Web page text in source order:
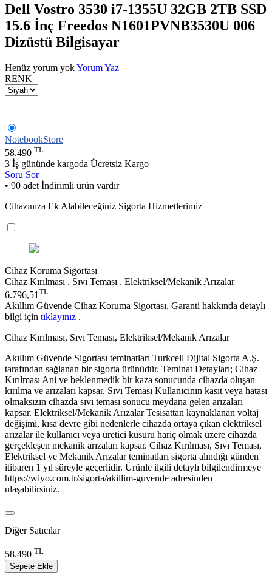
Dell Vostro 3530 i7-1355U 32GB 2TB SSD
15.6 İnç Freedos N1601PVNB3530U 006
Dizüstü Bilgisayar
Henüz yorum yokYorum Yaz
RENK
NotebookStore
58.490 TL
3 İş gününde kargoda Ücretsiz Kargo
Soru Sor
• 90 adet İndirimli ürün vardır
Cihazınıza Ek Alabileceğiniz Sigorta Hizmetlerimiz
Cihaz Koruma Sigortası
Cihaz Kırılması . Sıvı Teması . Elektriksel/Mekanik Arızalar
6.796,51TL
Akıllım Güvende Cihaz Koruma Sigortası, Garanti hakkında detaylı
bilgi için tıklayınız .
Cihaz Kırılması, Sıvı Teması, Elektriksel/Mekanik Arızalar
Akıllım Güvende Sigortası teminatları Turkcell Dijital Sigorta A.Ş.
tarafından sağlanan bir sigorta ürünüdür. Teminat Detayları; Cihaz
Kırılması Ani ve beklenmedik bir kaza sonucunda cihazda oluşan
kırılma ve arızaları kapsar. Sıvı Teması Kullanıcının kasıt veya hatası
olmaksızın cihazda sıvı teması sonucu meydana gelen arızaları
kapsar. Elektriksel/Mekanik Arızalar Tesisattan kaynaklanan voltaj
değişimi, kısa devre gibi nedenlerle cihazda ortaya çıkan elektriksel
arızalar ile kullanıcı veya üretici kusuru hariç olmak üzere cihazda
gerçekleşen mekanik arızaları kapsar. Cihaz Kırılması, Sıvı Teması,
Elektriksel ve Mekanik Arızalar teminatları sigorta alındığı günden
itibaren 1 yıl süreyle geçerlidir. Ürünle ilgili detaylı bilgilendirmeye
https://wiyo.com.tr/sigorta/akillim-guvende adresinden
ulaşabilirsiniz.
Diğer Satıcılar
58.490 TL
Sepete Ekle